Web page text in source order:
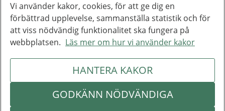
Vi använder kakor, cookies, för att ge dig en
förbättrad upplevelse, sammanställa statistik och för
att viss nödvändig funktionalitet ska fungera på
webbplatsen. Läs mer om hur vi använder kakor
HANTERA KAKOR
GODKÄNN NÖDVÄNDIGA